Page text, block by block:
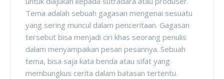
Tema adalah sebuah gagasan mengenai sesuatu
yang sering muncul dalam penceritaan. Gagasan
tersebut bisa menjadi ciri khas seorang penulis
dalam menyampaikan pesan pesannya. Sebuah
tema, bisa saja kata benda atau sifat yang
membungkus cerita dalam batasan tertentu.